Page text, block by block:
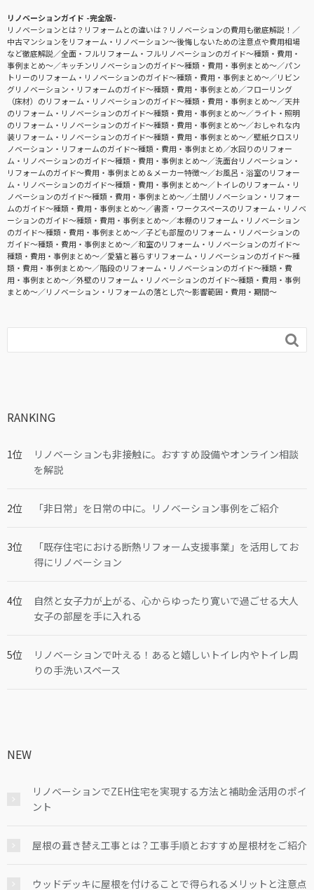
リノベーションガイド -完全版-
リノベーションとは？リフォームとの違いは？リノベーションの費用も徹底解説！
中古マンションをリフォーム・リノベーション〜後悔しないための注意点や費用相場
など徹底解説
全面・フルリフォーム・フルリノベーションのガイド〜種類・費用・
事例まとめ〜
キッチンリノベーションのガイド〜種類・費用・事例まとめ〜
パン
トリーのリフォーム・リノベーションのガイド〜種類・費用・事例まとめ〜
リビン
グリノベーション・リフォームのガイド〜種類・費用・事例まとめ
フローリング
（床材）のリフォーム・リノベーションのガイド〜種類・費用・事例まとめ〜
天井
のリフォーム・リノベーションのガイド〜種類・費用・事例まとめ〜
ライト・照明
のリフォーム・リノベーションのガイド〜種類・費用・事例まとめ〜
おしゃれな内
装リフォーム・リノベーションのガイド〜種類・費用・事例まとめ〜
壁紙クロスリ
ノベーション・リフォームのガイド〜種類・費用・事例まとめ
水回りのリフォー
ム・リノベーションのガイド〜種類・費用・事例まとめ〜
洗面台リノベーション・
リフォームのガイド〜費用・事例まとめ＆メーカー特徴〜
お風呂・浴室のリフォー
ム・リノベーションのガイド〜種類・費用・事例まとめ〜
トイレのリフォーム・リ
ノベーションのガイド〜種類・費用・事例まとめ〜
土間リノベーション・リフォー
ムのガイド〜種類・費用・事例まとめ〜
書斎・ワークスペースのリフォーム・リノベ
ーションのガイド〜種類・費用・事例まとめ〜
本棚のリフォーム・リノベーション
のガイド〜種類・費用・事例まとめ〜
子ども部屋のリフォーム・リノベーションの
ガイド〜種類・費用・事例まとめ〜
和室のリフォーム・リノベーションのガイド〜
種類・費用・事例まとめ〜
愛猫と暮らすリフォーム・リノベーションのガイド〜種
類・費用・事例まとめ〜
階段のリフォーム・リノベーションのガイド〜種類・費
用・事例まとめ〜
外壁のリフォーム・リノベーションのガイド〜種類・費用・事例
まとめ〜
リノベーション・リフォームの落とし穴～影響範囲・費用・期間～

RANKING
リノベーションも非接触に。おすすめ設備やオンライン相談
を解説
「非日常」を日常の中に。リノベーション事例をご紹介
「既存住宅における断熱リフォーム支援事業」を活用してお
得にリノベーション
自然と女子力が上がる、心からゆったり寛いで過ごせる大人
女子の部屋を手に入れる
リノベーションで叶える！あると嬉しいトイレ内やトイレ周
りの手洗いスペース
NEW
リノベーションでZEH住宅を実現する方法と補助金活用のポイ
ント
屋根の葺き替え工事とは？工事手順とおすすめ屋根材をご紹介
ウッドデッキに屋根を付けることで得られるメリットと注意点